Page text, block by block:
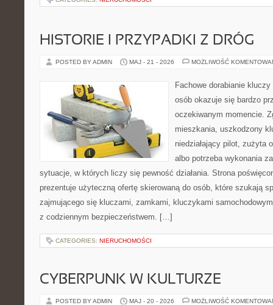
HISTORIE I PRZYPADKI Z DRÓG
POSTED BY ADMIN MAJ - 21 - 2026 MOŻLIWOŚĆ
Fachowe dorabianie
osób okazuje się bardzo
oczekiwanym momencie.
mieszkania, uszkodzony
niedziałający pilot, zużyta
albo potrzeba wykonania
sytuacje, w których liczy się pewność działania. Strona
prezentuje użyteczną ofertę skierowaną do osób, które szukają
zajmującego się kluczami, zamkami, kluczykami
z codziennym bezpieczeństwem. […]
CATEGORIES: NIERUCHOMOŚCI
CYBERPUNK W KULTURZE
POSTED BY ADMIN MAJ - 20 - 2026 MOŻLIWOŚĆ